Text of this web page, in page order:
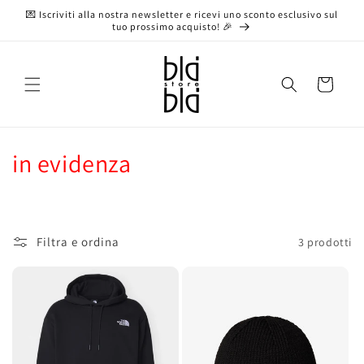
direttamente
💌 Iscriviti alla nostra newsletter e ricevi uno sconto esclusivo sul
tuo prossimo acquisto! 🎉
Carrello
C
in evidenza
Filtra e ordina 3 prodotti